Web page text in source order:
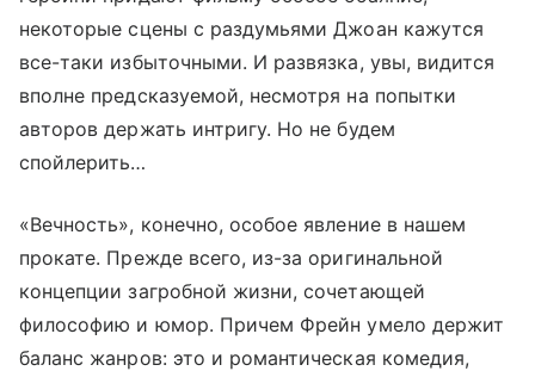
некоторые сцены с раздумьями Джоан кажутся
все-таки избыточными. И развязка, увы, видится
вполне предсказуемой, несмотря на попытки
авторов держать интригу. Но не будем
спойлерить…
«Вечность», конечно, особое явление в нашем
прокате. Прежде всего, из-за оригинальной
концепции загробной жизни, сочетающей
философию и юмор. Причем Фрейн умело держит
баланс жанров: это и романтическая комедия,